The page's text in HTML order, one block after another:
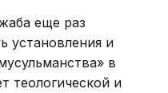
еще раз
установления и
в
теологической и